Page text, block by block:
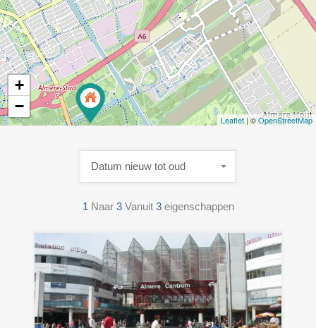
+
−
Leaflet | ©OpenStreetMap
1 Naar 3 Vanuit 3 eigenschappen
Datum nieuw tot oud